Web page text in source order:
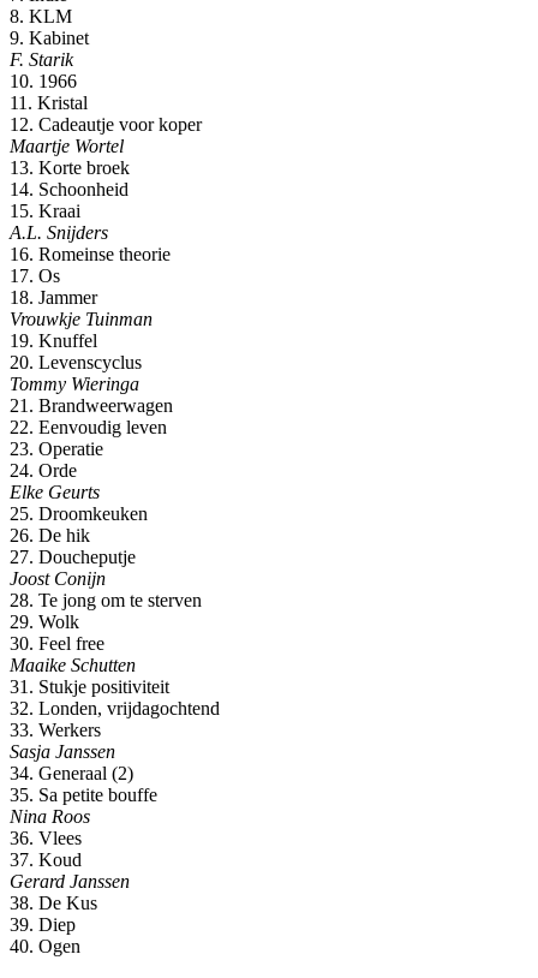
8. KLM
9. Kabinet
F. Starik
10. 1966
11. Kristal
12. Cadeautje voor koper
Maartje Wortel
13. Korte broek
14. Schoonheid
15. Kraai
A.L. Snijders
16. Romeinse theorie
17. Os
18. Jammer
Vrouwkje Tuinman
19. Knuffel
20. Levenscyclus
Tommy Wieringa
21. Brandweerwagen
22. Eenvoudig leven
23. Operatie
24. Orde
Elke Geurts
25. Droomkeuken
26. De hik
27. Doucheputje
Joost Conijn
28. Te jong om te sterven
29. Wolk
30. Feel free
Maaike Schutten
31. Stukje positiviteit
32. Londen, vrijdagochtend
33. Werkers
Sasja Janssen
34. Generaal (2)
35. Sa petite bouffe
Nina Roos
36. Vlees
37. Koud
Gerard Janssen
38. De Kus
39. Diep
40. Ogen